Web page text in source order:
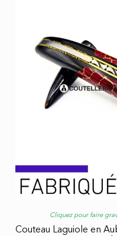
Cliquez pour faire
Couteau Laguiole en